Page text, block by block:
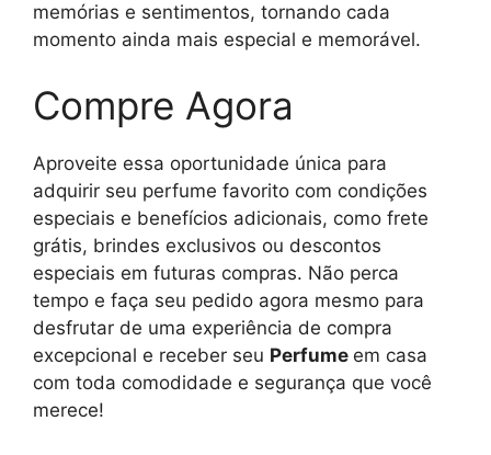
memórias e sentimentos, tornando cada
momento ainda mais especial e memorável.
Compre Agora
Aproveite essa oportunidade única para
adquirir seu perfume favorito com condições
especiais e benefícios adicionais, como frete
grátis, brindes exclusivos ou descontos
especiais em futuras compras. Não perca
tempo e faça seu pedido agora mesmo para
desfrutar de uma experiência de compra
excepcional e receber seu Perfume em casa
com toda comodidade e segurança que você
merece!